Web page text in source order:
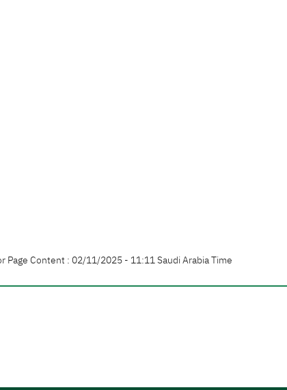
Page Content : 02/11/2025 - 11:11 Saudi Arabia Time